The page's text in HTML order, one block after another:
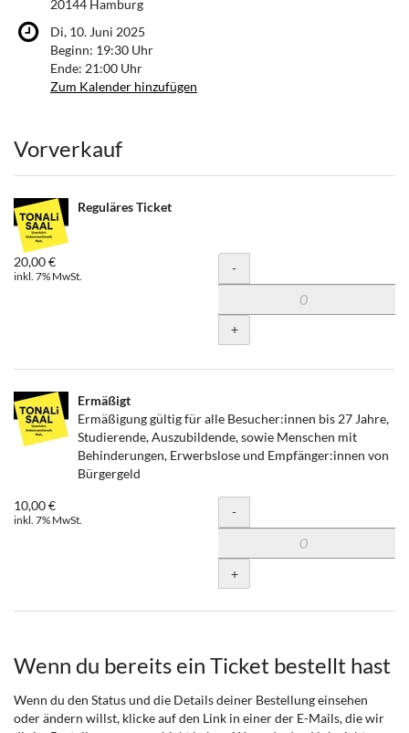
20144 Hamburg
Di, 10. Juni 2025
Beginn: 19:30 Uhr
Ende: 21:00 Uhr
Zum Kalender hinzufügen
Produkte
Vorverkauf
Reguläres Ticket
20,00 €
inkl. 7% MwSt. Menge
-
+
Ermäßigt
Ermäßigung gültig für alle Besucher:innen bis 27 Jahre,
Studierende, Auszubildende, sowie Menschen mit
Behinderungen, Erwerbslose und Empfänger:innen von
Bürgergeld
10,00 €
inkl. 7% MwSt. Menge
-
+
Wenn du bereits ein Ticket bestellt hast
Wenn du den Status und die Details deiner Bestellung einsehen
oder ändern willst, klicke auf den Link in einer der E-Mails, die wir